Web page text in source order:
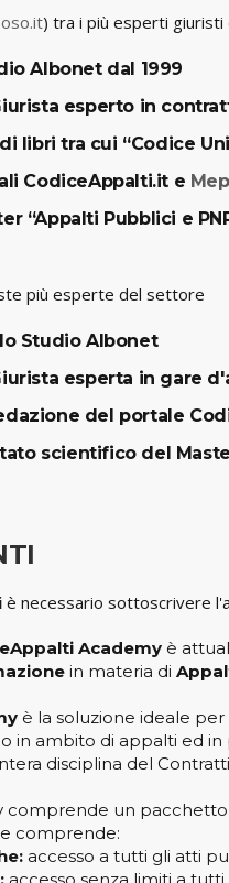
) tra i più esperti
Albonet dal 1999
esperto in
libri tra cui “Codice
CodiceAppalti.it e
“Appalti Pubblici e
più esperte del settore
Studio Albonet
esperta in gare
del portale
scientifico del
è necessario sottoscrivere
Academy è
in materia di
è la soluzione ideale
in ambito di appalti ed
disciplina del
comprende un
comprende:
accesso a tutti gli atti